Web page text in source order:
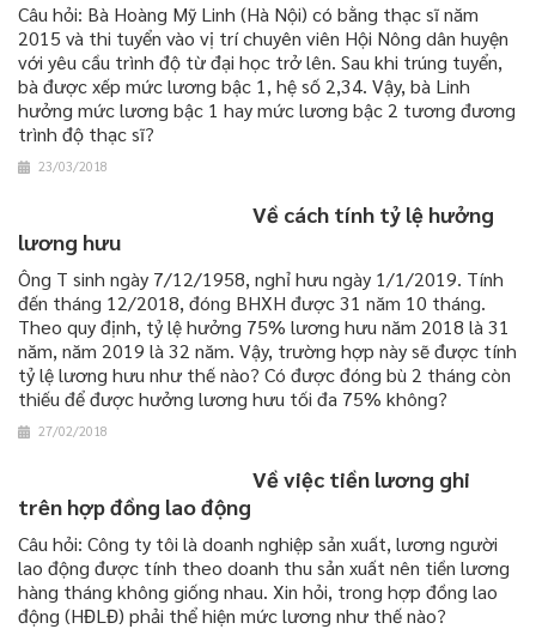
Câu hỏi: Bà Hoàng Mỹ Linh (Hà Nội) có bằng thạc sĩ năm
2015 và thi tuyển vào vị trí chuyên viên Hội Nông dân huyện
với yêu cầu trình độ từ đại học trở lên. Sau khi trúng tuyển,
bà được xếp mức lương bậc 1, hệ số 2,34. Vậy, bà Linh
hưởng mức lương bậc 1 hay mức lương bậc 2 tương đương
trình độ thạc sĩ?
23/03/2018
Về cách tính tỷ lệ hưởng
lương hưu
Ông T sinh ngày 7/12/1958, nghỉ hưu ngày 1/1/2019. Tính
đến tháng 12/2018, đóng BHXH được 31 năm 10 tháng.
Theo quy định, tỷ lệ hưởng 75% lương hưu năm 2018 là 31
năm, năm 2019 là 32 năm. Vậy, trường hợp này sẽ được tính
tỷ lệ lương hưu như thế nào? Có được đóng bù 2 tháng còn
thiếu để được hưởng lương hưu tối đa 75% không?
27/02/2018
Về việc tiền lương ghi
trên hợp đồng lao động
Câu hỏi: Công ty tôi là doanh nghiệp sản xuất, lương người
lao động được tính theo doanh thu sản xuất nên tiền lương
hàng tháng không giống nhau. Xin hỏi, trong hợp đồng lao
động (HĐLĐ) phải thể hiện mức lương như thế nào?